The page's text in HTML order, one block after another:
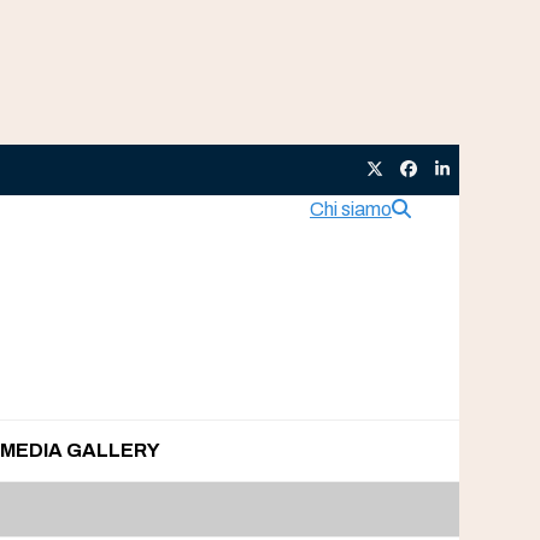
TwitterFacebook
LinkedIn
Chi siamo
MEDIA GALLERY